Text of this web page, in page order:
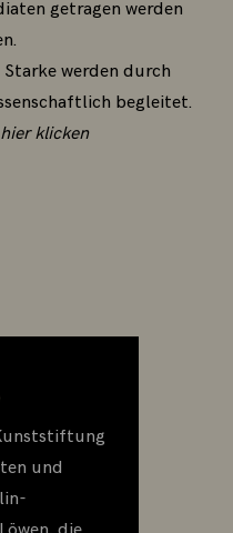
getragen werden
werden durch
begleitet.
klicken
und